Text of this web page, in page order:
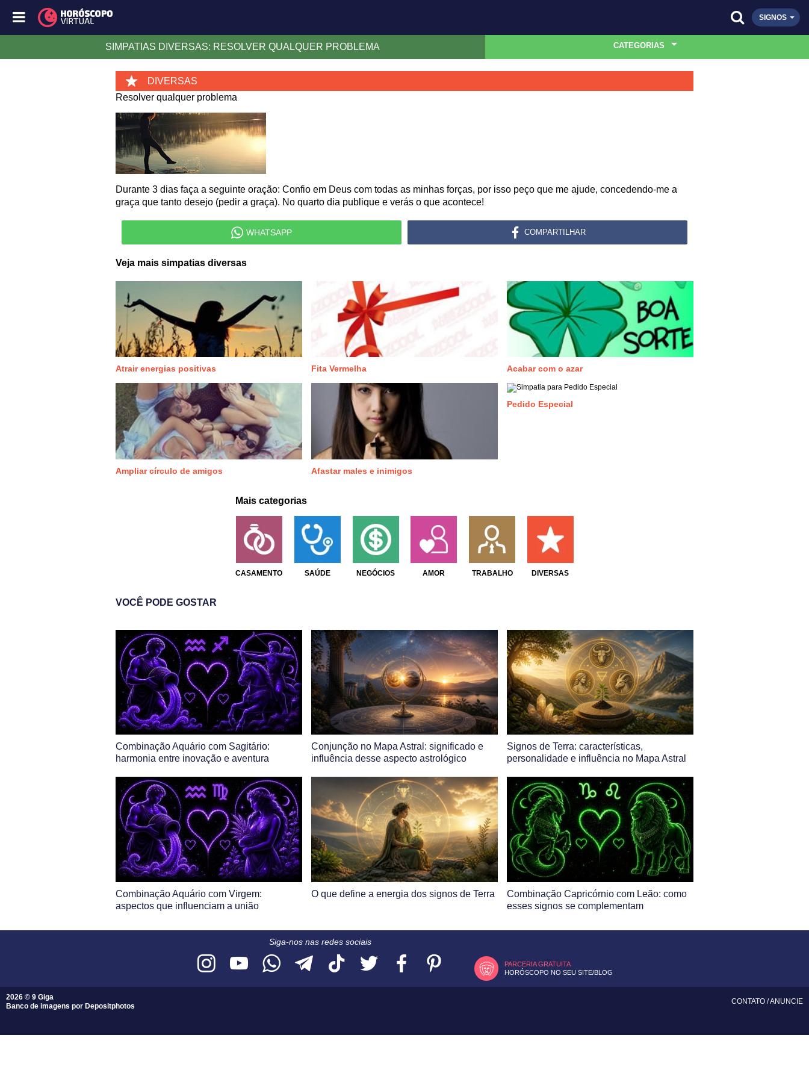
SIGNOS
SIMPATIAS DIVERSAS: RESOLVER QUALQUER PROBLEMA CATEGORIAS
DIVERSAS
Resolver qualquer problema
Durante 3 dias faça a seguinte oração: Confio em Deus com todas as minhas forças, por isso peço que me ajude, concedendo-me a
graça que tanto desejo (pedir a graça). No quarto dia publique e verás o que acontece!
WHATSAPP COMPARTILHAR
Veja mais simpatias diversas
Atrair energias positivas Fita Vermelha Acabar com o azar
Ampliar círculo de amigos Afastar males e inimigos
Pedido Especial
Mais categorias
CASAMENTO SAÚDE NEGÓCIOS AMOR TRABALHO DIVERSAS
VOCÊ PODE GOSTAR
Combinação Aquário com Sagitário:
harmonia entre inovação e aventura
Conjunção no Mapa Astral: significado e
influência desse aspecto astrológico
Signos de Terra: características,
personalidade e influência no Mapa Astral
Combinação Aquário com Virgem:
aspectos que influenciam a união
O que define a energia dos signos de Terra
Combinação Capricórnio com Leão: como
esses signos se complementam
Siga-nos nas redes sociais
PARCERIA GRATUITA
HORÓSCOPO NO SEU SITE/BLOG
2026 © 9 Giga
Banco de imagens por Depositphotos
CONTATO /ANUNCIE